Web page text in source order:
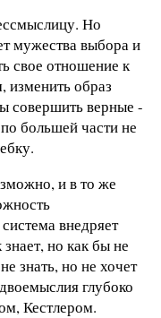
Но
мужества выбора и
свое отношение к
изменить образ
совершить верные -
большей части не
и в то же
внедряет
но как бы не
знать, но не хочет
глубоко
Кестлером.